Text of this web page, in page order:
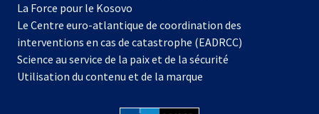
nouvel
onglet
La Force pour le Kosovo
dans
un
nouvel
onglet
Le Centre euro-atlantique de coordination des
interventions en cas de catastrophe (EADRCC)
Science au service de la paix et de la sécurité
Utilisation du contenu et de la marque